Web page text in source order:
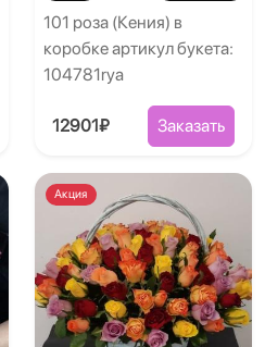
101 роза (Кения) в
коробке артикул букета:
104781rya
12901₽ Заказать
Акция